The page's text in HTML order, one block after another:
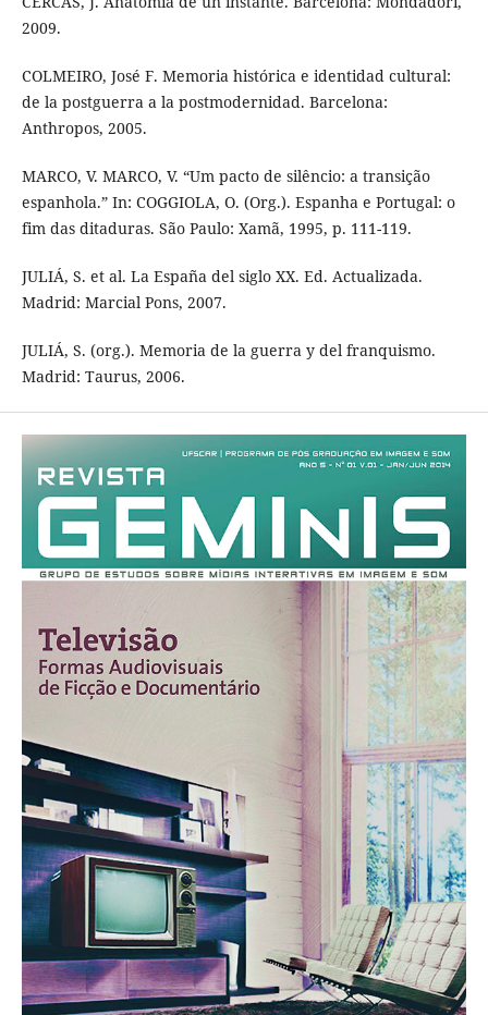
2009.
COLMEIRO, José F. Memoria histórica e identidad cultural:
de la postguerra a la postmodernidad. Barcelona:
Anthropos, 2005.
MARCO, V. MARCO, V. “Um pacto de silêncio: a transição
espanhola.” In: COGGIOLA, O. (Org.). Espanha e Portugal: o
fim das ditaduras. São Paulo: Xamã, 1995, p. 111-119.
JULIÁ, S. et al. La España del siglo XX. Ed. Actualizada.
Madrid: Marcial Pons, 2007.
JULIÁ, S. (org.). Memoria de la guerra y del franquismo.
Madrid: Taurus, 2006.